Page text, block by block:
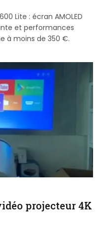
Lite : écran AMOLED
et performances
à moins de 350 €.
projecteur 4K